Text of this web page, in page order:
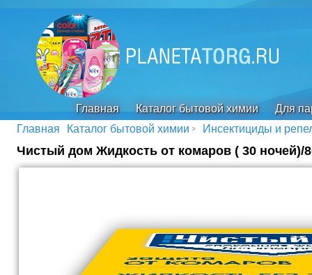
Главная Каталог бытовой химии
Для
Главная
Каталог бытовой химии Инсектициды и
Чистый дом Жидкость от комаров ( 30 ночей)/